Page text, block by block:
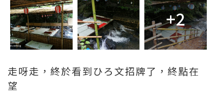
+2
走呀走，終於看到ひろ文招牌了，終點在
望